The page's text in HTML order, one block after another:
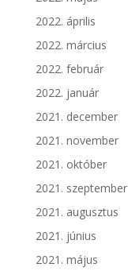
2022. április
2022. március
2022. február
2022. január
2021. december
2021. november
2021. október
2021. szeptember
2021. augusztus
2021. június
2021. május